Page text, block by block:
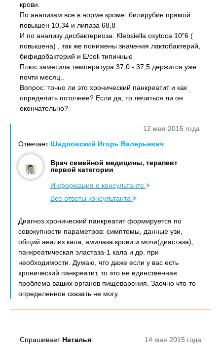
крови.
По анализам все в норме кроме: билирубин прямой
повышен 10,34 и липаза 68,8
И по анализу дисбактериоза: Klebsiella oxytoca 10"6 (
повышена) , так же понижены значения лактобактерий,
бифидобактерий и E/coli типичные
Плюс заметила температура 37,0 - 37,5 держится уже
почти месяц..
Вопрос: точно ли это хронический панкреатит и как
определить поточнее? Если да, то лечиться ли он
окончательно?
12 мая 2015 года
Отвечает Шидловский Игорь Валерьевич:
Врач семейной медицины, терапевт
первой категории
Информация о консультанте
Все ответы консультанта
Диагноз хронический панкреатит формируется по
совокупности параметров: симптомы, данные узи,
общий анализ кала, амилаза крови и мочи(диастаза),
панкреатическая эластаза-1 кала и др. при
необходимости. Думаю, что даже если у вас есть
хронический панкреатит, то это не единственная
проблема ваших органов пищеварения. Заочно что-то
определенное сказать не могу.
14 мая 2015 года
Спрашивает Наталья: